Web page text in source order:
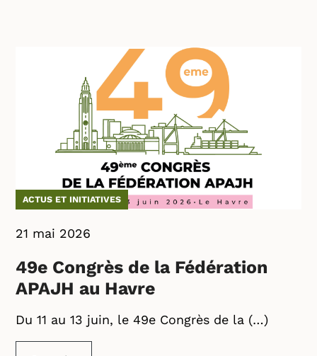
ACTUS ET INITIATIVES
21 mai 2026
49e Congrès de la Fédération
APAJH au Havre
Du 11 au 13 juin, le 49e Congrès de la (…)